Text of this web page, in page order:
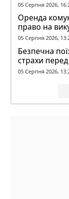
05 Серпня 2026,
Оренда
право на
05 Серпня 2026,
Безпечна
страхи
05 Серпня 2026,